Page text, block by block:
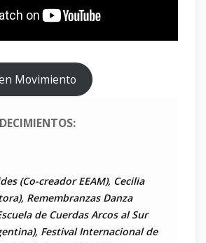
Movimiento
(Co-creador EEAM), Cecilia
Remembranzas Danza
de Cuerdas Arcos al Sur
Festival Internacional de